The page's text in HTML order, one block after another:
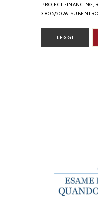
PROJECT FINANCING,
3805/2026,
LEGGI